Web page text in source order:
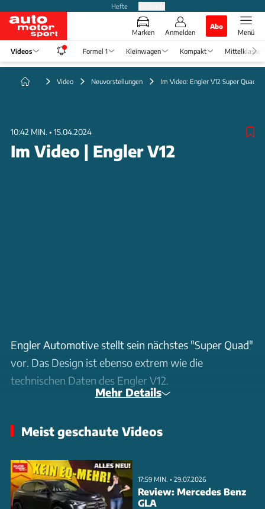
Hefte
Marken Anmelden
Abo
Menü
Videos Formel 1 Kleinwagen Kompakt Mittelklasse
Video Neuvorstellungen Im Video: Engler V12 Super Quad
10:42 MIN. • 15.04.2024
Im Video | Engler V12
Engler Automotive stellt sein nächstes "Super Quad"
vor. Das Design ist ebenso extrem wie die
technischen Daten des Engler V12.
Mehr Details
Meist geschaute Videos
17:59 MIN. • 29.07.2026
Review: Mercedes Benz
GLA